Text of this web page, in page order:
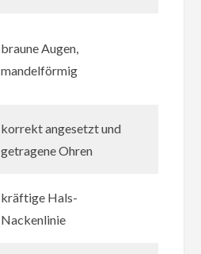
braune Augen,
mandelförmig
korrekt angesetzt und
getragene Ohren
kräftige Hals-
Nackenlinie